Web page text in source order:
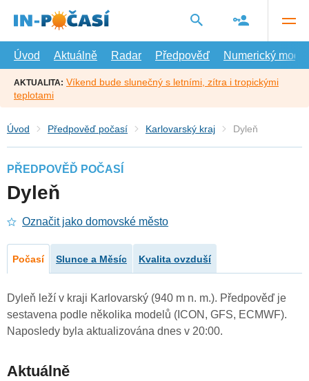
hlavní
Úvod
Aktuálně Radar Předpověď Numerický model
AKTUALITA: Víkend bude slunečný s letními, zítra i tropickými
teplotami
Úvod Předpověď počasí Karlovarský kraj Dyleň
PŘEDPOVĚĎ POČASÍ
Dyleň
Označit jako domovské město
Počasí Slunce a Měsíc Kvalita ovzduší
Dyleň leží v kraji Karlovarský (940 m n. m.). Předpověď je
sestavena podle několika modelů (ICON, GFS, ECMWF).
Naposledy byla aktualizována dnes v 20:00.
Aktuálně